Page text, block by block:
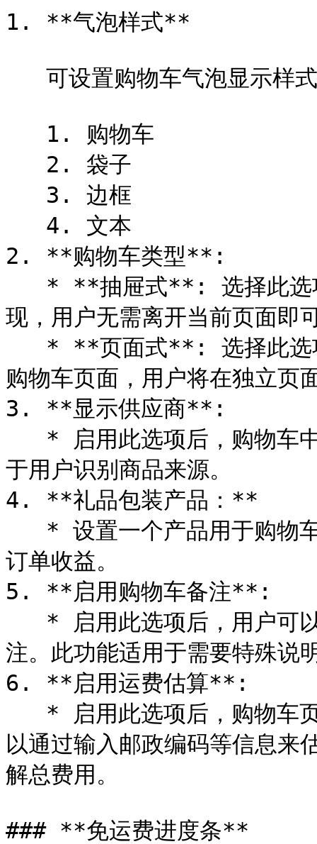
1. **气泡样式**
2. **购物车类型**:
现，用户无需离开当前页面即
购物车页面，用户将在独立页
3. **显示供应商**:
于用户识别商品来源。
4. **礼品包装产品：**
订单收益。
5. **启用购物车备注**:
注。此功能适用于需要特殊说
6. **启用运费估算**:
以通过输入邮政编码等信息来
解总费用。
### **免运费进度条**